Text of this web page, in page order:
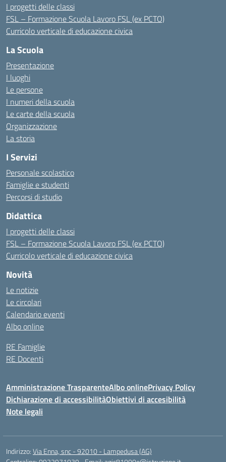
I progetti delle classi
FSL – Formazione Scuola Lavoro FSL (ex PCTO)
Curricolo verticale di educazione civica
La Scuola
Presentazione
I luoghi
Le persone
I numeri della scuola
Le carte della scuola
Organizzazione
La storia
I Servizi
Personale scolastico
Famiglie e studenti
Percorsi di studio
Didattica
I progetti delle classi
FSL – Formazione Scuola Lavoro FSL (ex PCTO)
Curricolo verticale di educazione civica
Novità
Le notizie
Le circolari
Calendario eventi
Albo online
RE Famiglie
RE Docenti
Amministrazione TrasparenteAlbo onlinePrivacy Policy
Dichiarazione di accessibilitàObiettivi di accesibilità
Note legali
Indirizzo:Via Enna, snc - 92010 - Lampedusa (AG)